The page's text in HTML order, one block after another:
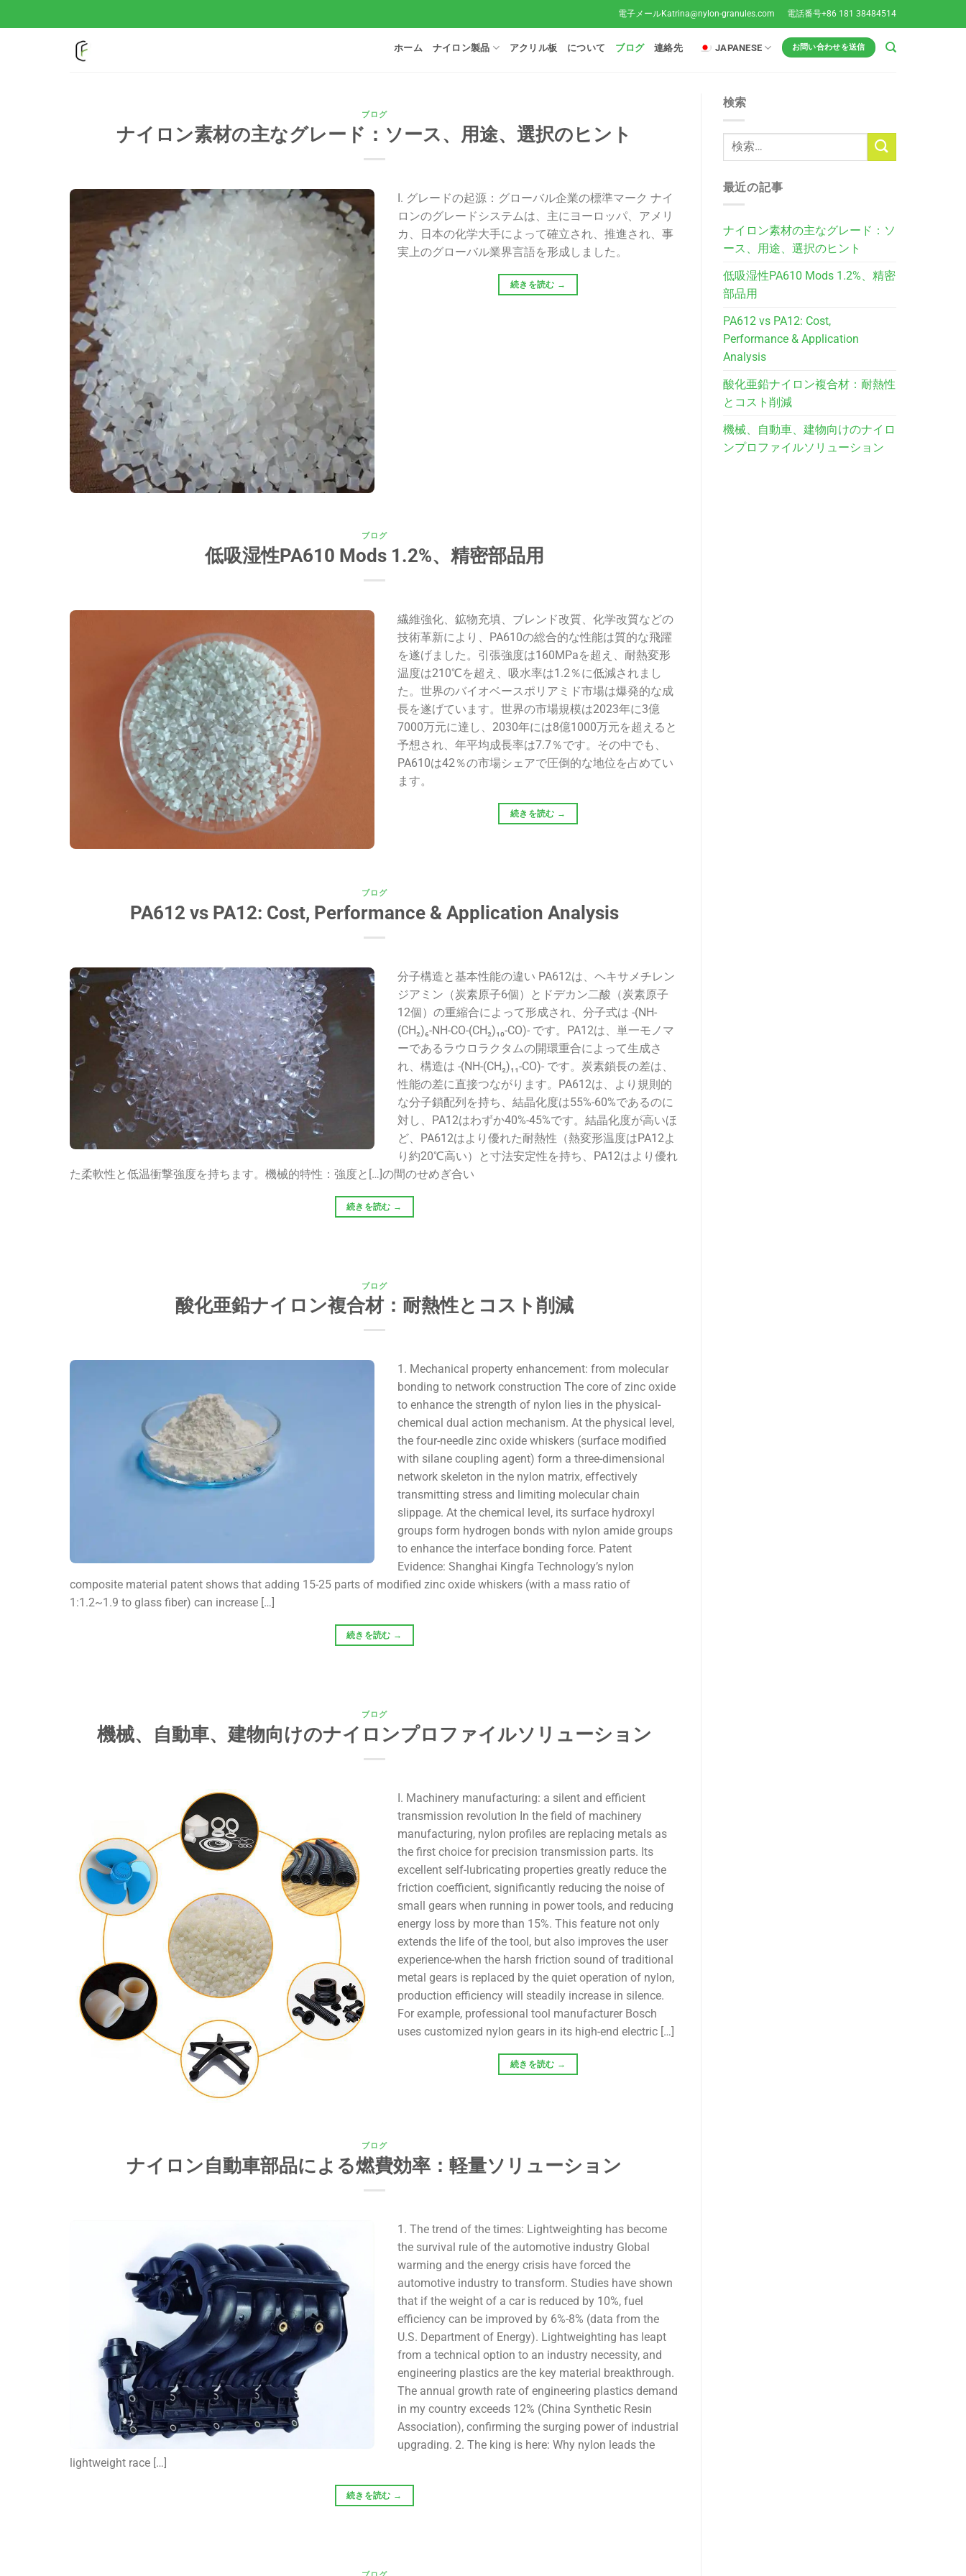
ン
電子メールKatrina@nylon-granules.com 電話番号+86 181 38484514
ホーム ナイロン製品 アクリル板 について ブログ 連絡先 JAPANESE お問い合わせを送信
ブログ
ナイロン素材の主なグレード：ソース、用途、選択のヒント
I. グレードの起源：グローバル企業の標準マーク ナイ
ロンのグレードシステムは、主にヨーロッパ、アメリ
カ、日本の化学大手によって確立され、推進され、事
実上のグローバル業界言語を形成しました。
続きを読む →
ブログ
低吸湿性PA610 Mods 1.2%、精密部品用
繊維強化、鉱物充填、ブレンド改質、化学改質などの
技術革新により、PA610の総合的な性能は質的な飛躍
を遂げました。引張強度は160MPaを超え、耐熱変形
温度は210℃を超え、吸水率は1.2％に低減されまし
た。世界のバイオベースポリアミド市場は爆発的な成
長を遂げています。世界の市場規模は2023年に3億
7000万元に達し、2030年には8億1000万元を超えると
予想され、年平均成長率は7.7％です。その中でも、
PA610は42％の市場シェアで圧倒的な地位を占めてい
ます。
続きを読む →
ブログ
PA612 vs PA12: Cost, Performance & Application Analysis
分子構造と基本性能の違い PA612は、ヘキサメチレン
ジアミン（炭素原子6個）とドデカン二酸（炭素原子
12個）の重縮合によって形成され、分子式は -(NH-
(CH₂)₆-NH-CO-(CH₂)₁₀-CO)- です。PA12は、単一モノマ
ーであるラウロラクタムの開環重合によって生成さ
れ、構造は -(NH-(CH₂)₁₁-CO)- です。炭素鎖長の差は、
性能の差に直接つながります。PA612は、より規則的
な分子鎖配列を持ち、結晶化度は55%-60%であるのに
対し、PA12はわずか40%-45%です。結晶化度が高いほ
ど、PA612はより優れた耐熱性（熱変形温度はPA12よ
り約20℃高い）と寸法安定性を持ち、PA12はより優れ
た柔軟性と低温衝撃強度を持ちます。機械的特性：強度と[…]の間のせめぎ合い
続きを読む →
ブログ
酸化亜鉛ナイロン複合材：耐熱性とコスト削減
1. Mechanical property enhancement: from molecular
bonding to network construction The core of zinc oxide
to enhance the strength of nylon lies in the physical-
chemical dual action mechanism. At the physical level,
the four-needle zinc oxide whiskers (surface modified
with silane coupling agent) form a three-dimensional
network skeleton in the nylon matrix, effectively
transmitting stress and limiting molecular chain
slippage. At the chemical level, its surface hydroxyl
groups form hydrogen bonds with nylon amide groups
to enhance the interface bonding force. Patent
Evidence: Shanghai Kingfa Technology’s nylon
composite material patent shows that adding 15-25 parts of modified zinc oxide whiskers (with a mass ratio of
1:1.2~1.9 to glass fiber) can increase […]
続きを読む →
ブログ
機械、自動車、建物向けのナイロンプロファイルソリューション
I. Machinery manufacturing: a silent and efficient
transmission revolution In the field of machinery
manufacturing, nylon profiles are replacing metals as
the first choice for precision transmission parts. Its
excellent self-lubricating properties greatly reduce the
friction coefficient, significantly reducing the noise of
small gears when running in power tools, and reducing
energy loss by more than 15%. This feature not only
extends the life of the tool, but also improves the user
experience-when the harsh friction sound of traditional
metal gears is replaced by the quiet operation of nylon,
production efficiency will steadily increase in silence.
For example, professional tool manufacturer Bosch
uses customized nylon gears in its high-end electric […]
続きを読む →
ブログ
ナイロン自動車部品による燃費効率：軽量ソリューション
1. The trend of the times: Lightweighting has become
the survival rule of the automotive industry Global
warming and the energy crisis have forced the
automotive industry to transform. Studies have shown
that if the weight of a car is reduced by 10%, fuel
efficiency can be improved by 6%-8% (data from the
U.S. Department of Energy). Lightweighting has leapt
from a technical option to an industry necessity, and
engineering plastics are the key material breakthrough.
The annual growth rate of engineering plastics demand
in my country exceeds 12% (China Synthetic Resin
Association), confirming the surging power of industrial
upgrading. 2. The king is here: Why nylon leads the
lightweight race […]
続きを読む →
検索
最近の記事
ナイロン素材の主なグレード：ソ
ース、用途、選択のヒント
低吸湿性PA610 Mods 1.2%、精密
部品用
PA612 vs PA12: Cost,
Performance & Application
Analysis
酸化亜鉛ナイロン複合材：耐熱性
とコスト削減
機械、自動車、建物向けのナイロ
ンプロファイルソリューション